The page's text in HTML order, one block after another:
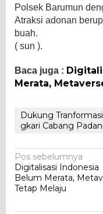
Polsek Barumun
Atraksi adonan
buah.
( sun ).
Baca juga :
Merata,
Dukung
gkari Cabang
Navigasi
pos
Pos sebelumnya
Digitalisasi Indonesia
Belum Merata,
Tetap Melaju